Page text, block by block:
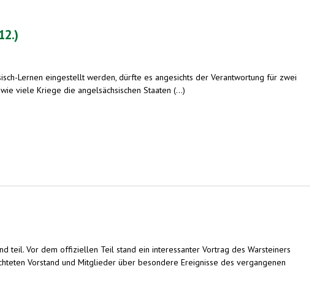
Lernen eingestellt werden, dürfte es angesichts der Verantwortung für zwei
viele Kriege die angelsächsischen Staaten (...)
teil. Vor dem offiziellen Teil stand ein interessanter Vortrag des Warsteiners
Vorstand und Mitglieder über besondere Ereignisse des vergangenen